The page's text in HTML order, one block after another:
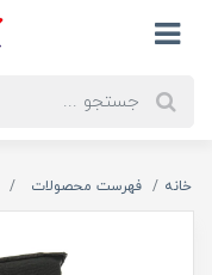
خانه فهرست محصولات